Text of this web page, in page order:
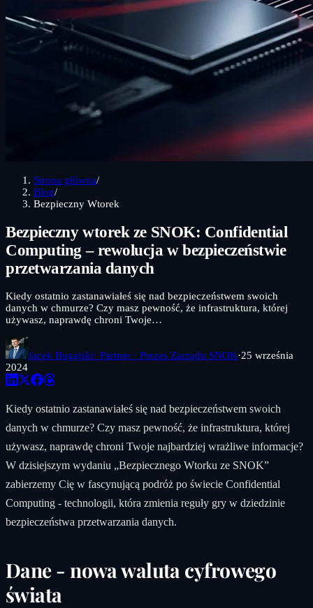
Strona główna/
Blog/
Bezpieczny Wtorek
Bezpieczny wtorek ze SNOK: Confidential
Computing – rewolucja w bezpieczeństwie
przetwarzania danych
Kiedy ostatnio zastanawiałeś się nad bezpieczeństwem swoich
danych w chmurze? Czy masz pewność, że infrastruktura, której
używasz, naprawdę chroni Twoje…
Jacek Bugajski· Partner · Prezes Zarządu SNOK·25 września
2024
Kiedy ostatnio zastanawiałeś się nad bezpieczeństwem swoich
danych w chmurze? Czy masz pewność, że infrastruktura, której
używasz, naprawdę chroni Twoje najbardziej wrażliwe informacje?
W dzisiejszym wydaniu „Bezpiecznego Wtorku ze SNOK”
zabierzemy Cię w fascynującą podróż po świecie Confidential
Computing - technologii, która zmienia reguły gry w dziedzinie
bezpieczeństwa przetwarzania danych.
Dane - nowa waluta cyfrowego
świata